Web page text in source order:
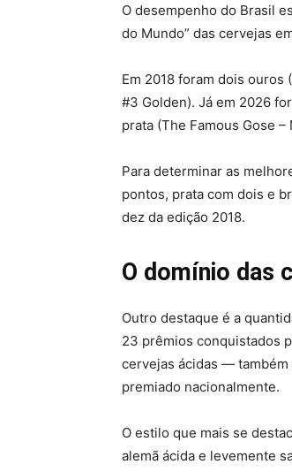
O desempenho do Brasil
do Mundo” das cervejas
Em 2018 foram dois ouros
#3 Golden). Já em 2026
prata (The Famous Gose
Para determinar as
pontos, prata com dois e
dez da edição 2018.
O domínio das
Outro destaque é a
23 prêmios conquistados
cervejas ácidas — também
premiado nacionalmente.
O estilo que mais se
alemã ácida e levemente